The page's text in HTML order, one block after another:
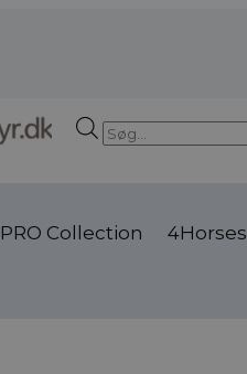
Products
search
PRO Collection 4Horses